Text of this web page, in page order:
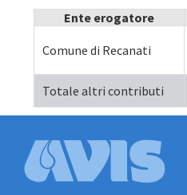
Ente erogatore
Comune di Recanati
Totale altri contributi